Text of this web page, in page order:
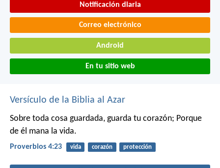
Notificación diaria
Correo electrónico
Android
En tu sitio web
Versículo de la Biblia al Azar
Sobre toda cosa guardada, guarda tu corazón; Porque
de él mana la vida.
Proverbios 4:23 vida corazón protección